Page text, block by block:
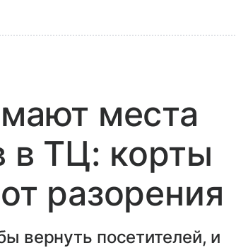
места
в ТЦ: корты
разорения
вернуть посетителей, и